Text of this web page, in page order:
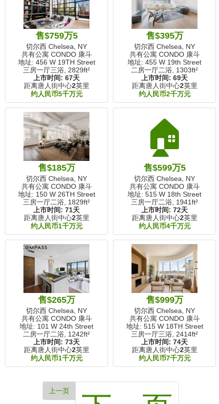
售$759万5
切尔西 Chelsea, NY
共有公寓 CONDO 康斗
地址: 456 W 19TH Street
三房一厅三浴, 2829ft²
上市时间: 67天
距离唐人街中心2英里
约人民币5千万元
售$395万
切尔西 Chelsea, NY
共有公寓 CONDO 康斗
地址: 455 W 19th Street
二房一厅二浴, 1303ft²
上市时间: 69天
距离唐人街中心2英里
约人民币2千万元
售$185万
切尔西 Chelsea, NY
共有公寓 CONDO 康斗
地址: 150 W 26TH Street
三房一厅二浴, 1829ft²
上市时间: 71天
距离唐人街中心2英里
约人民币1千万元
🏠
售$599万5
切尔西 Chelsea, NY
共有公寓 CONDO 康斗
地址: 515 W 18th Street
三房一厅二浴, 1941ft²
上市时间: 72天
距离唐人街中心2英里
约人民币4千万元
售$265万
切尔西 Chelsea, NY
共有公寓 CONDO 康斗
地址: 101 W 24th Street
二房一厅二浴, 1242ft²
上市时间: 73天
距离唐人街中心2英里
约人民币1千万元
售$999万
切尔西 Chelsea, NY
共有公寓 CONDO 康斗
地址: 515 W 18TH Street
三房一厅三浴, 2414ft²
上市时间: 74天
距离唐人街中心2英里
约人民币7千万元
上一页